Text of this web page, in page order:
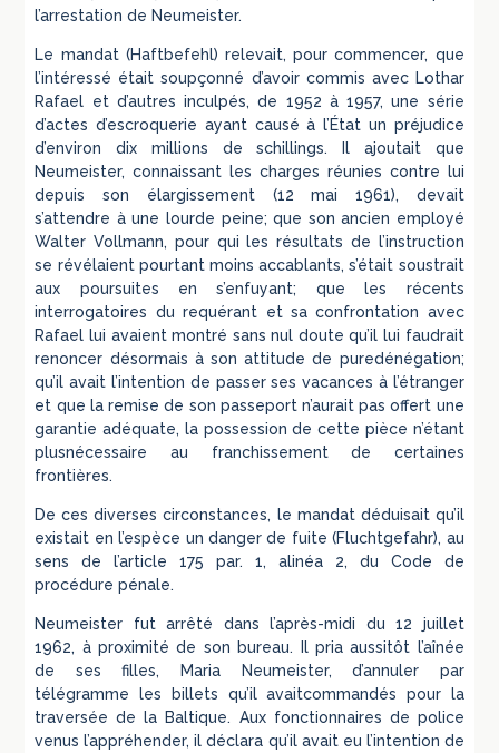
l’arrestation de Neumeister.
Le mandat (Haftbefehl) relevait, pour commencer, que
l’intéressé était soupçonné d’avoir commis avec Lothar
Rafael et d’autres inculpés, de 1952 à 1957, une série
d’actes d’escroquerie ayant causé à l’État un préjudice
d’environ dix millions de schillings. Il ajoutait que
Neumeister, connaissant les charges réunies contre lui
depuis son élargissement (12 mai 1961), devait
s’attendre à une lourde peine; que son ancien employé
Walter Vollmann, pour qui les résultats de l’instruction
se révélaient pourtant moins accablants, s’était soustrait
aux poursuites en s’enfuyant; que les récents
interrogatoires du requérant et sa confrontation avec
Rafael lui avaient montré sans nul doute qu’il lui faudrait
renoncer désormais à son attitude de puredénégation;
qu’il avait l’intention de passer ses vacances à l’étranger
et que la remise de son passeport n’aurait pas offert une
garantie adéquate, la possession de cette pièce n’étant
plusnécessaire au franchissement de certaines
frontières.
De ces diverses circonstances, le mandat déduisait qu’il
existait en l’espèce un danger de fuite (Fluchtgefahr), au
sens de l’article 175 par. 1, alinéa 2, du Code de
procédure pénale.
Neumeister fut arrêté dans l’après-midi du 12 juillet
1962, à proximité de son bureau. Il pria aussitôt l’aînée
de ses filles, Maria Neumeister, d’annuler par
télégramme les billets qu’il avaitcommandés pour la
traversée de la Baltique. Aux fonctionnaires de police
venus l’appréhender, il déclara qu’il avait eu l’intention de